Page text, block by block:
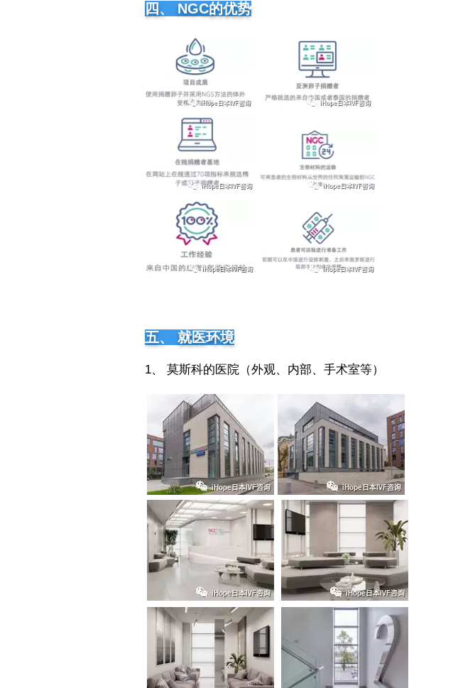
四、 NGC的优势
五、 就医环境
​1、 莫斯科的医院（外观、内部、手术室等）